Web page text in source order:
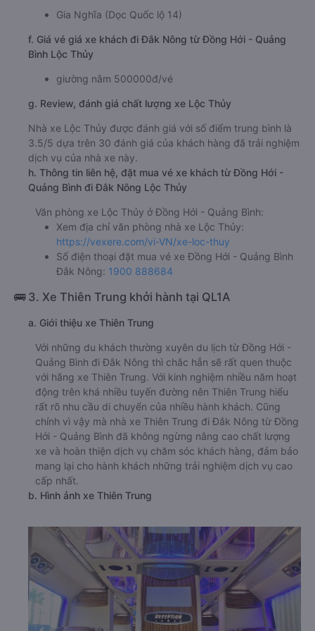
Gia Nghĩa (Dọc Quốc lộ 14)
f. Giá vé giá xe khách đi Đắk Nông từ Đồng Hới - Quảng
Bình Lộc Thủy
giường nằm 500000đ/vé
g. Review, đánh giá chất lượng xe Lộc Thủy
Nhà xe Lộc Thủy được đánh giá với số điểm trung bình là
3.5/5 dựa trên 30 đánh giá của khách hàng đã trải nghiệm
dịch vụ của nhà xe này.
h. Thông tin liên hệ, đặt mua vé xe khách từ Đồng Hới -
Quảng Bình đi Đắk Nông Lộc Thủy
Văn phòng xe Lộc Thủy ở Đồng Hới - Quảng Bình:
Xem địa chỉ văn phòng nhà xe Lộc Thủy:
https://vexere.com/vi-VN/xe-loc-thuy
Số điện thoại đặt mua vé xe Đồng Hới - Quảng Bình
Đắk Nông: 1900 888684
🚌 3. Xe Thiên Trung khởi hành tại QL1A
a. Giới thiệu xe Thiên Trung
Với những du khách thường xuyên du lịch từ Đồng Hới -
Quảng Bình đi Đắk Nông thì chắc hẳn sẽ rất quen thuộc
với hãng xe Thiên Trung. Với kinh nghiệm nhiều năm hoạt
động trên khá nhiều tuyến đường nên Thiên Trung hiểu
rất rõ nhu cầu di chuyển của nhiều hành khách. Cũng
chính vì vậy mà nhà xe Thiên Trung đi Đắk Nông từ Đồng
Hới - Quảng Bình đã không ngừng nâng cao chất lượng
xe và hoàn thiện dịch vụ chăm sóc khách hàng, đảm bảo
mang lại cho hành khách những trải nghiệm dịch vụ cao
cấp nhất.
b. Hình ảnh xe Thiên Trung